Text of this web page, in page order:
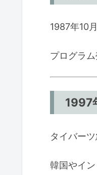
1987年10
プログラ
1997
タイバー
韓国やイ